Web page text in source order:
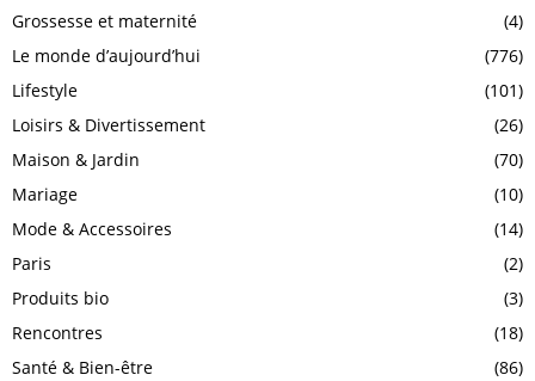
Grossesse et maternité
(4)
Le monde d’aujourd’hui
(776)
Lifestyle
(101)
Loisirs & Divertissement
(26)
Maison & Jardin
(70)
Mariage
(10)
Mode & Accessoires
(14)
Paris
(2)
Produits bio
(3)
Rencontres
(18)
Santé & Bien-être
(86)